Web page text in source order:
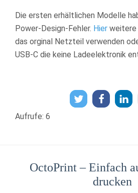
Die ersten erhältlichen Modelle
Power-Design-Fehler. Hier weitere
das orginal Netzteil verwenden
USB-C die keine Ladeelektronik
Aufrufe: 6
OctoPrint – Einfach
drucken